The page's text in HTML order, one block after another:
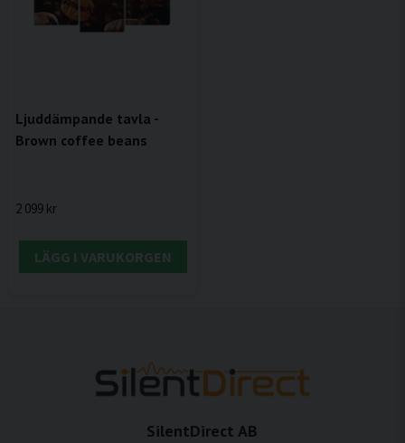
Ljuddämpande tavla -
Brown coffee beans
2 099 kr
LÄGG I VARUKORGEN
SilentDirect AB